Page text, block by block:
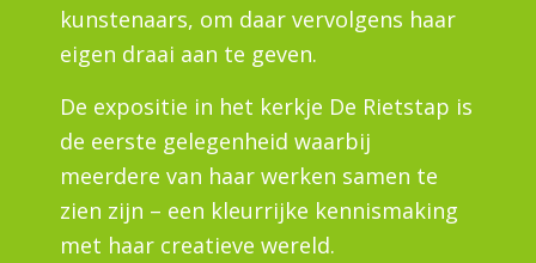
kunstenaars, om daar vervolgens haar
eigen draai aan te geven.
De expositie in het kerkje De Rietstap is
de eerste gelegenheid waarbij
meerdere van haar werken samen te
zien zijn – een kleurrijke kennismaking
met haar creatieve wereld.